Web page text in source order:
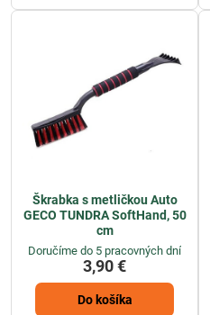
Škrabka s metličkou Auto
GECO TUNDRA SoftHand, 50
cm
Doručíme do 5 pracovných dní
3,90 €
Do košíka